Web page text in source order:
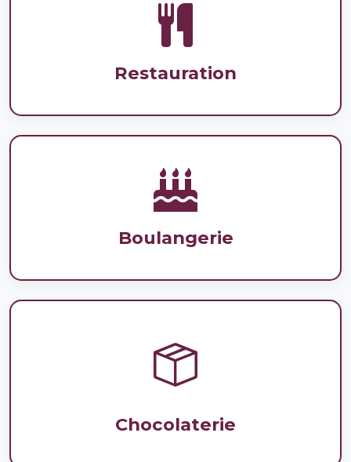
Restauration
Boulangerie
Chocolaterie